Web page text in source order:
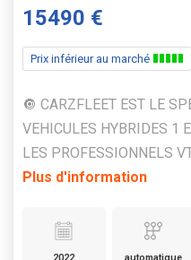
15490 €
Prix inférieur au marché
🔘 CARZFLEET EST LE
VEHICULES HYBRIDES 1
LES PROFESSIONNELS
Plus d'information